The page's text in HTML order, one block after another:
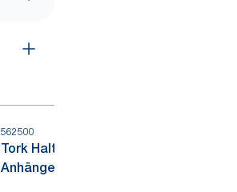
562500
Tork Halter für Lufterfrischer
Anhänger Weiß A2